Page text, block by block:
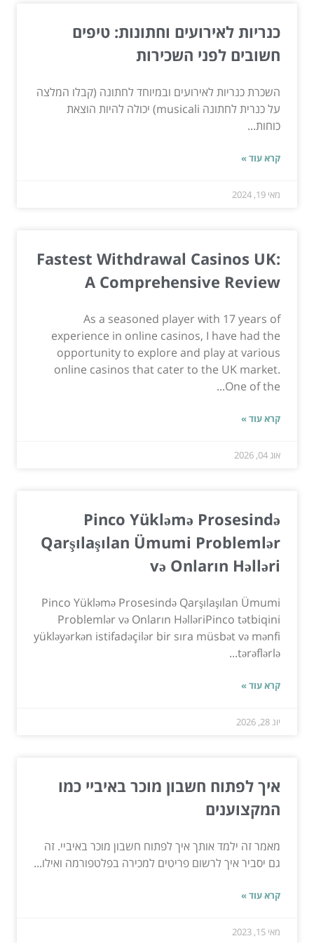
כנריות לאירועים וחתונות: טיפים
חשובים לפני השכירות
השכרת כנריות לאירועים ובמיוחד לחתונה (קבלו המלצה
על כנרית לחתונה musicali) יכולה להיות הוצאת
כוחות...
קרא עוד »
מאי 19, 2024
Fastest Withdrawal Casinos UK:
A Comprehensive Review
As a seasoned player with 17 years of
experience in online casinos, I have had the
opportunity to explore and play at various
online casinos that cater to the UK market.
One of the...
קרא עוד »
אוג 04, 2026
Pinco Yükləmə Prosesində
Qarşılaşılan Ümumi Problemlər
və Onların Həlləri
Pinco Yükləmə Prosesində Qarşılaşılan Ümumi
Problemlər və Onların HəlləriPinco tətbiqini
yükləyərkən istifadəçilər bir sıra müsbət və mənfi
tərəflərlə...
קרא עוד »
יונ 28, 2026
איך לפתוח חשבון מוכר באיביי כמו
המקצוענים
מאמר זה ילמד אותך איך לפתוח חשבון מוכר באיביי. זה
גם יסביר איך לרשום פריטים למכירה בפלטפורמה ואילו...
קרא עוד »
מאי 15, 2023